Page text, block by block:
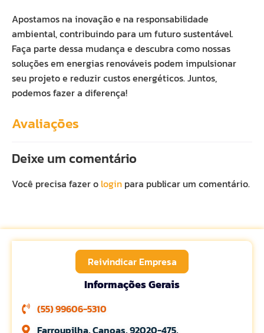
Apostamos na inovação e na responsabilidade
ambiental, contribuindo para um futuro sustentável.
Faça parte dessa mudança e descubra como nossas
soluções em energias renováveis podem impulsionar
seu projeto e reduzir custos energéticos. Juntos,
podemos fazer a diferença!
Avaliações
Deixe um comentário
Você precisa fazer o login para publicar um comentário.
Reivindicar Empresa
Informações Gerais
(55) 99606-5310